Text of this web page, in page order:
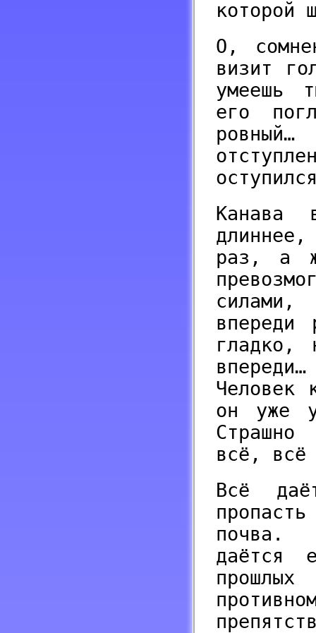
которой
О,
визит
умеешь
его
Канава
раз, а
впереди
гладко,
Человек
он уже
всё, всё
Всё
почва.
даётся